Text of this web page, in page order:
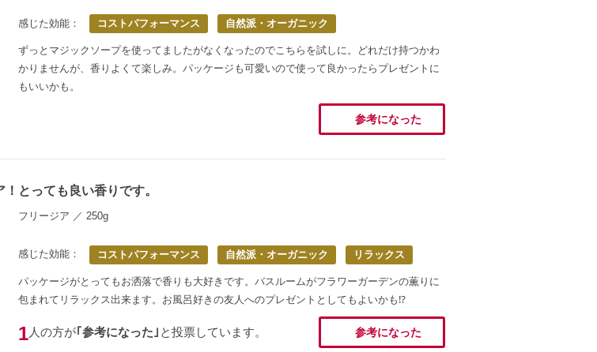
感じた効能： コストパフォーマンス 自然派・オーガニック
ずっとマジックソープを使ってましたがなくなったのでこちらを試しに。どれだけ持つかわ
かりませんが、香りよくて楽しみ。パッケージも可愛いので使って良かったらプレゼントに
もいいかも。
参考になった
！とっても良い香りです。
フリージア ／ 250g
感じた効能： コストパフォーマンス 自然派・オーガニック リラックス
パッケージがとってもお洒落で香りも大好きです。バスルームがフラワーガーデンの薫りに
包まれてリラックス出来ます。お風呂好きの友人へのプレゼントとしてもよいかも⁉️
1人の方が｢参考になった｣ と投票しています。 参考になった